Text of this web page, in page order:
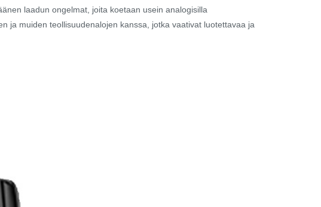
laadun ongelmat, joita koetaan usein analogisilla
ja muiden teollisuudenalojen kanssa, jotka vaativat luotettavaa ja